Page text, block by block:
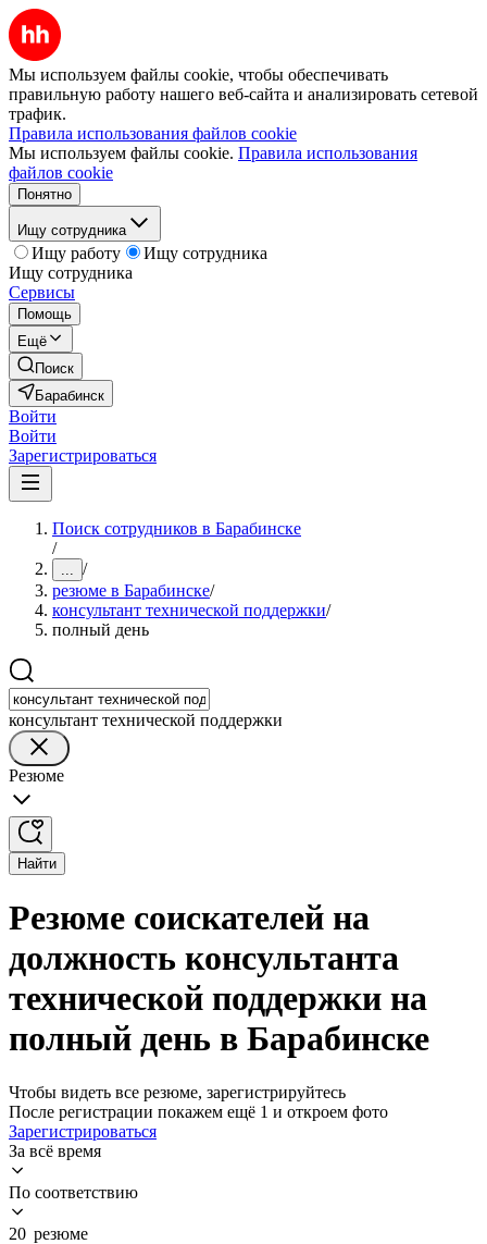
Мы используем файлы cookie, чтобы обеспечивать
правильную работу нашего веб-сайта и анализировать сетевой
трафик.
Правила использования файлов cookie
Мы используем файлы cookie. Правила использования
файлов cookie
Понятно
Ищу сотрудника
Ищу работу
Ищу сотрудника
Ищу сотрудника
Сервисы
Помощь
Ещё
Поиск
Барабинск
Войти
Войти
Зарегистрироваться
Поиск сотрудников в Барабинске
/
... /
резюме в Барабинске/
консультант технической поддержки/
полный день
консультант технической поддержки
Резюме
Найти
Резюме соискателей на
должность консультанта
технической поддержки на
полный день в Барабинске
Чтобы видеть все резюме, зарегистрируйтесь
После регистрации покажем ещё 1 и откроем фото
Зарегистрироваться
За всё время
По соответствию
20 резюме